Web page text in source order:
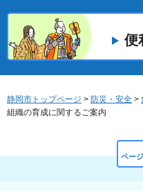
便
静岡市トップページ > 防災・安全 >
組織の育成に関するご案内
ペー